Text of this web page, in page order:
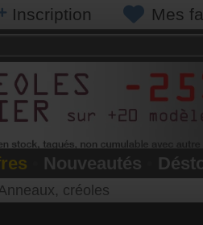
Inscription Mes
Nouveautés
créoles